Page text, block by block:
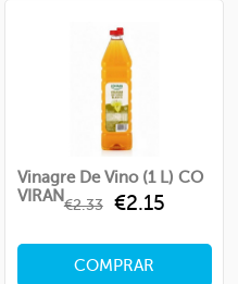
Vinagre De Vino (1 L) CO
VIRANRegular
€2.33 Price
€2.15
COMPRAR